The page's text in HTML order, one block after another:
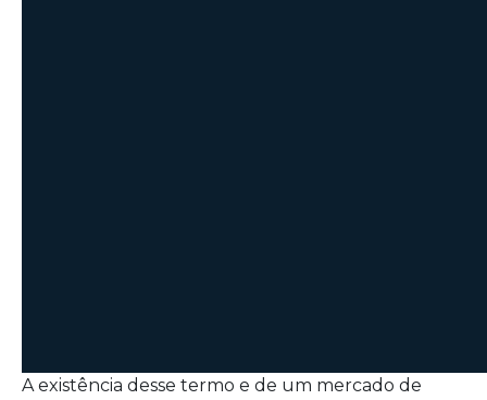
A existência desse termo e de um mercado de